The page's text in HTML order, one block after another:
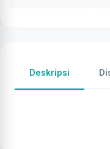
Deskripsi